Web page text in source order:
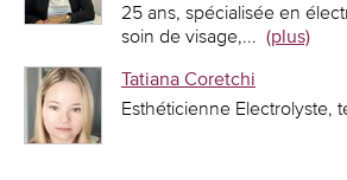
25 ans, spécialisée en
soin de visage,... (plus)
Tatiana Coretchi
Esthéticienne Electrolyste,